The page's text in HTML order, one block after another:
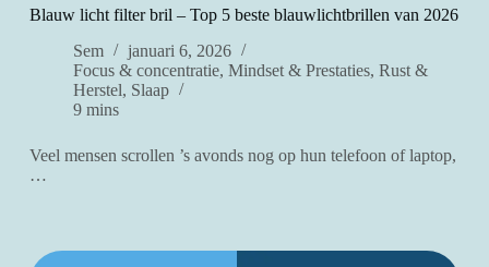
Blauw licht filter bril – Top 5 beste blauwlichtbrillen van 2026
Sem
januari 6, 2026
Focus & concentratie, Mindset & Prestaties, Rust &
Herstel, Slaap
9 mins
Veel mensen scrollen ’s avonds nog op hun telefoon of laptop,
…